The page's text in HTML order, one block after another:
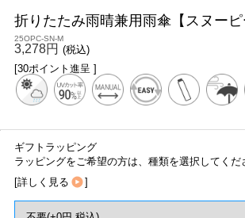
折りたたみ雨晴兼用雨傘【スヌーピ
25OPC-SN-M
3,278円 (税込)
[30ポイント進呈 ]
ギフトラッピング
ラッピングをご希望の方は、種類を選択してくだ
[詳しく見る ]